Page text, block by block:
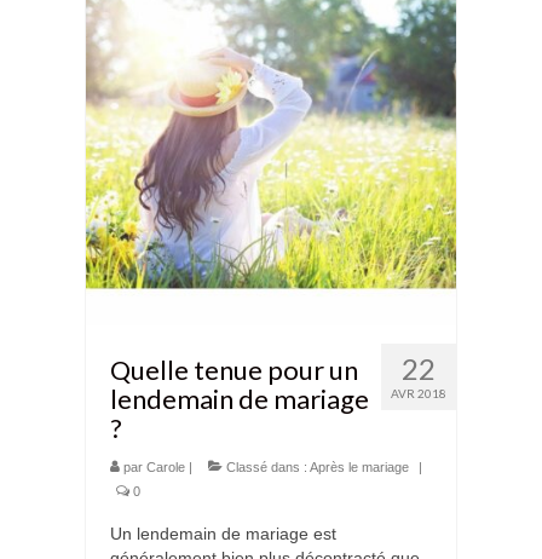
22
AVR 2018
Quelle tenue pour un
lendemain de mariage
?
par Carole | Classé dans : Après le mariage
|
0
Un lendemain de mariage est